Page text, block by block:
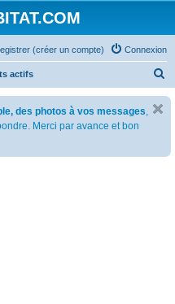
Connexion
(créer un compte)
actifs
e
des photos à vos messages,
Merci par avance et bon